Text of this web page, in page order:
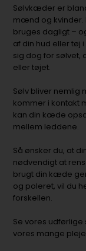
Sølvkæder er
mænd og kvinder.
bruges dagligt –
af din hud eller tøj
sig dog for sølvet,
eller tøjet.
Sølv bliver nemlig
kommer i kontakt
kan din kæde
mellem leddene.
Så ønsker du, at
nødvendigt at
brugt din kæde
og poleret, vil du
forskellen.
Se vores
vores mange